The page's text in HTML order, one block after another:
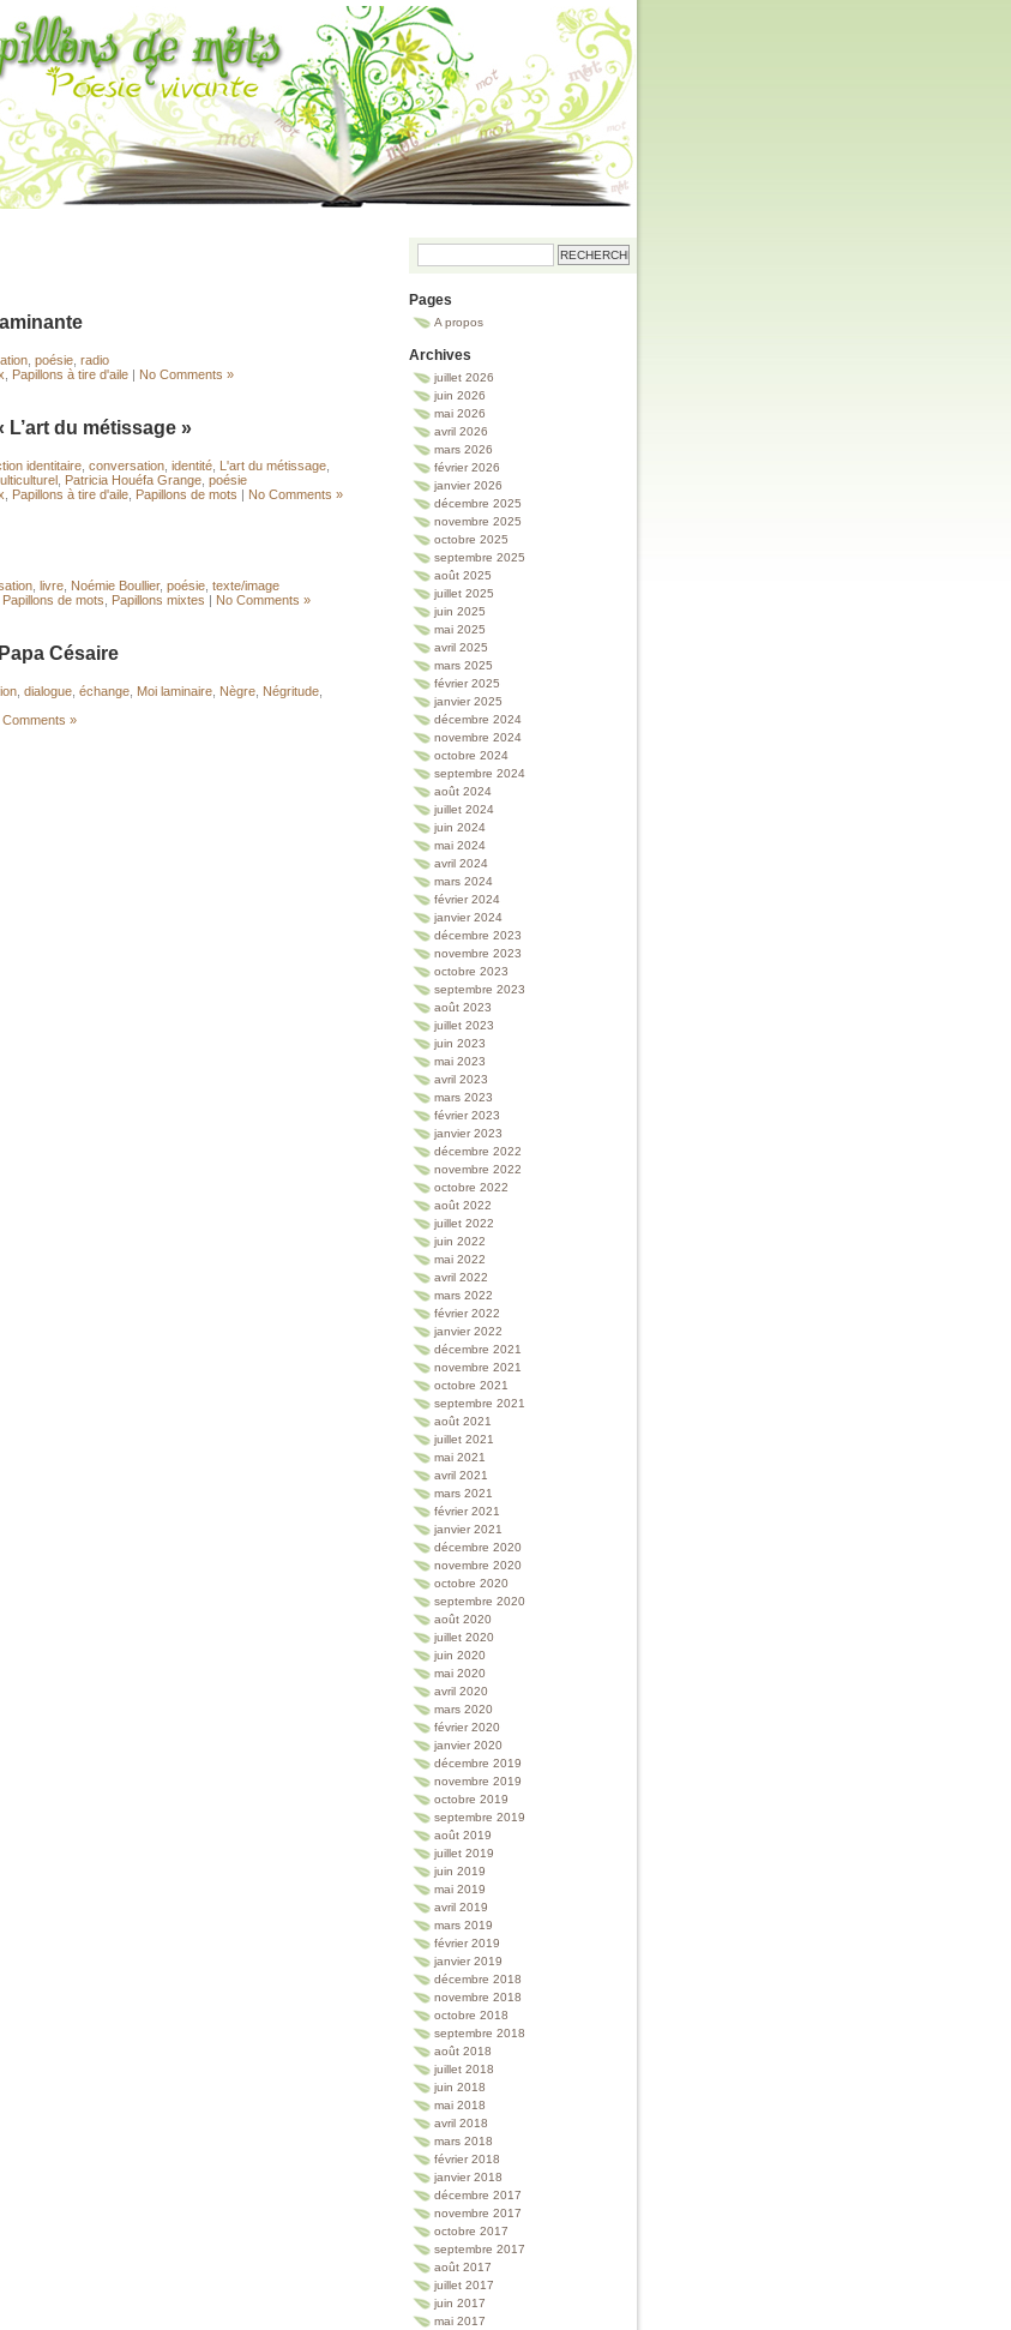
poésie radio
Papillons à tire d'aile | No Comments »
L’art du métissage »
identitaire conversation identité L'art du métissage
Patricia Houéfa Grange poésie
Papillons à tire d'aile Papillons de mots | No Comments »
livre Noémie Boullier, poésie texte/image
Papillons de mots Papillons mixtes | No Comments »
Césaire
dialogue échange Moi laminaire Nègre Négritude
Comments »
Pages
A propos
Archives
juillet 2026
juin 2026
mai 2026
avril 2026
mars 2026
février 2026
janvier 2026
décembre 2025
novembre 2025
octobre 2025
septembre 2025
août 2025
juillet 2025
juin 2025
mai 2025
avril 2025
mars 2025
février 2025
janvier 2025
décembre 2024
novembre 2024
octobre 2024
septembre 2024
août 2024
juillet 2024
juin 2024
mai 2024
avril 2024
mars 2024
février 2024
janvier 2024
décembre 2023
novembre 2023
octobre 2023
septembre 2023
août 2023
juillet 2023
juin 2023
mai 2023
avril 2023
mars 2023
février 2023
janvier 2023
décembre 2022
novembre 2022
octobre 2022
août 2022
juillet 2022
juin 2022
mai 2022
avril 2022
mars 2022
février 2022
janvier 2022
décembre 2021
novembre 2021
octobre 2021
septembre 2021
août 2021
juillet 2021
mai 2021
avril 2021
mars 2021
février 2021
janvier 2021
décembre 2020
novembre 2020
octobre 2020
septembre 2020
août 2020
juillet 2020
juin 2020
mai 2020
avril 2020
mars 2020
février 2020
janvier 2020
décembre 2019
novembre 2019
octobre 2019
septembre 2019
août 2019
juillet 2019
juin 2019
mai 2019
avril 2019
mars 2019
février 2019
janvier 2019
décembre 2018
novembre 2018
octobre 2018
septembre 2018
août 2018
juillet 2018
juin 2018
mai 2018
avril 2018
mars 2018
février 2018
janvier 2018
décembre 2017
novembre 2017
octobre 2017
septembre 2017
août 2017
juillet 2017
juin 2017
mai 2017